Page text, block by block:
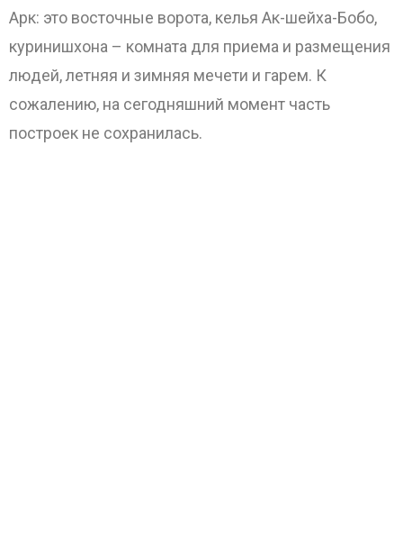
Арк: это восточные ворота, келья Ак-шейха-Бобо,
куринишхона – комната для приема и размещения
людей, летняя и зимняя мечети и гарем. К
сожалению, на сегодняшний момент часть
построек не сохранилась.